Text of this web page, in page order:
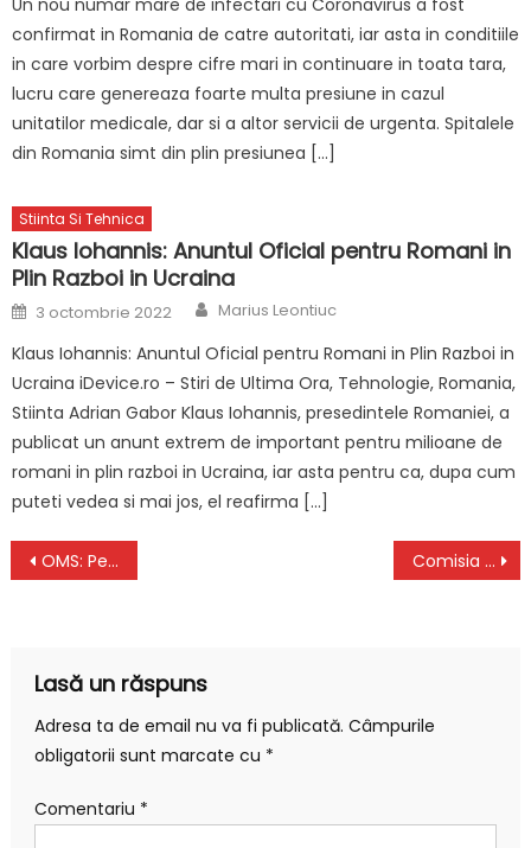
confirmat in Romania de catre autoritati, iar asta in conditiile
in care vorbim despre cifre mari in continuare in toata tara,
lucru care genereaza foarte multa presiune in cazul
unitatilor medicale, dar si a altor servicii de urgenta. Spitalele
din Romania simt din plin presiunea […]
Stiinta Si Tehnica
Klaus Iohannis: Anuntul Oficial pentru Romani in
Plin Razboi in Ucraina
Posted
on
3 octombrie 2022 Author
Marius Leontiuc
Klaus Iohannis: Anuntul Oficial pentru Romani in Plin Razboi in
Ucraina iDevice.ro – Stiri de Ultima Ora, Tehnologie, Romania,
Stiinta Adrian Gabor Klaus Iohannis, presedintele Romaniei, a
publicat un anunt extrem de important pentru milioane de
romani in plin razboi in Ucraina, iar asta pentru ca, dupa cum
puteti vedea si mai jos, el reafirma […]
Navigare
OMS: Pericolul INGRIJORATOR si o Atentionare pentru Toate Tarile Comisia Europeana: Din 2035 Toate Masinile Nou Inmatriculate Trebuie sa fie cu Zero Emisii
Lasă un răspuns
Adresa ta de email nu va fi publicată. Câmpurile
obligatorii sunt marcate cu *
Comentariu *